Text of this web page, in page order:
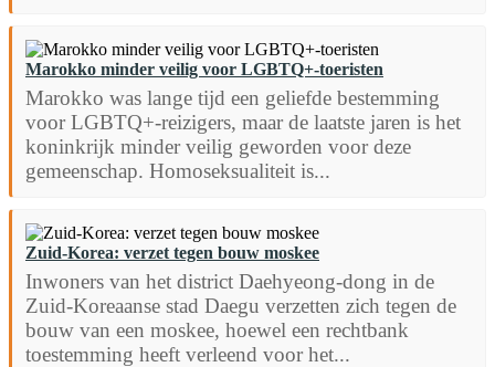
Marokko minder veilig voor LGBTQ+-toeristen
Marokko was lange tijd een geliefde bestemming
voor LGBTQ+-reizigers, maar de laatste jaren is het
koninkrijk minder veilig geworden voor deze
gemeenschap. Homoseksualiteit is...
Zuid-Korea: verzet tegen bouw moskee
Inwoners van het district Daehyeong-dong in de
Zuid-Koreaanse stad Daegu verzetten zich tegen de
bouw van een moskee, hoewel een rechtbank
toestemming heeft verleend voor het...